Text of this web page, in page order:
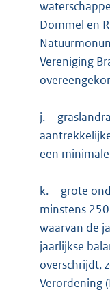
Dommel en
Vereniging
j.
een
k.
grote
minstens
waarvan de
jaarlijkse
overschrijdt,
Verordening